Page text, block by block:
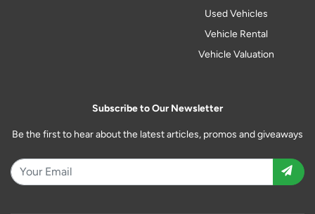
Used Vehicles
Vehicle Rental
Vehicle Valuation
Subscribe to Our Newsletter
Be the first to hear about the latest articles, promos and giveaways